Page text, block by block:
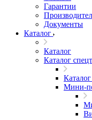
Гарантии
Документы
Каталог
Каталог
Каталог
Мини-